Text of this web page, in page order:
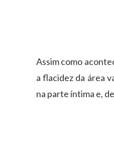
Assim como
a flacidez da área
na parte íntima e,